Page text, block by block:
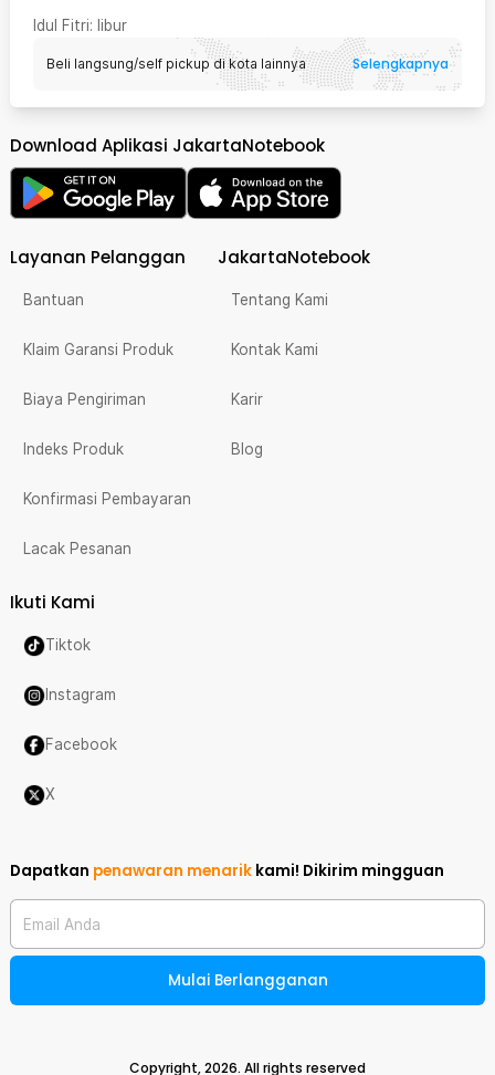
Idul Fitri: libur
Beli langsung/self pickup di kota lainnya Selengkapnya
Download Aplikasi JakartaNotebook
Layanan Pelanggan
Bantuan
Klaim Garansi Produk
Biaya Pengiriman
Indeks Produk
Konfirmasi Pembayaran
Lacak Pesanan
JakartaNotebook
Tentang Kami
Kontak Kami
Karir
Blog
Ikuti Kami
Tiktok
Instagram
Facebook
X
Dapatkan penawaran menarik kami! Dikirim mingguan
Email Anda
Mulai Berlangganan
Copyright,2026. All rights reserved